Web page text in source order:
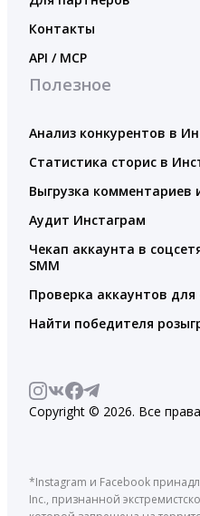
Контакты
API / MCP
Полезное
Анализ конкурентов в
Статистика сторис в
Выгрузка комментариев
Аудит Инстаграм
Чекап аккаунта в
SMM
Проверка аккаунтов для
Найти победителя
Copyright © 2026. Все
*Instagram и Facebook
Inc., признанной